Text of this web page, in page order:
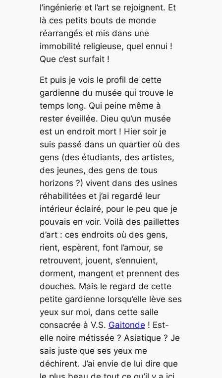
l’ingénierie et l’art se rejoignent. Et
là ces petits bouts de monde
réarrangés et mis dans une
immobilité religieuse, quel ennui !
Que c’est surfait !
Et puis je vois le profil de cette
gardienne du musée qui trouve le
temps long. Qui peine même à
rester éveillée. Dieu qu’un musée
est un endroit mort ! Hier soir je
suis passé dans un quartier où des
gens (des étudiants, des artistes,
des jeunes, des gens de tous
horizons ?) vivent dans des usines
réhabilitées et j’ai regardé leur
intérieur éclairé, pour le peu que je
pouvais en voir. Voilà des paillettes
d’art : ces endroits où des gens,
rient, espèrent, font l’amour, se
retrouvent, jouent, s’ennuient,
dorment, mangent et prennent des
douches. Mais le regard de cette
petite gardienne lorsqu’elle lève ses
yeux sur moi, dans cette salle
consacrée à V.S. Gaitonde ! Est-
elle noire métissée ? Asiatique ? Je
sais juste que ses yeux me
déchirent. J’ai envie de lui dire que